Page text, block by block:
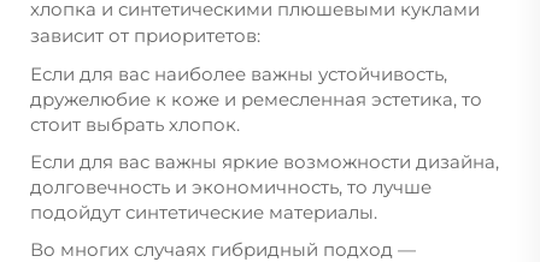
хлопка и синтетическими плюшевыми куклами
зависит от приоритетов:
Если для вас наиболее важны устойчивость,
дружелюбие к коже и ремесленная эстетика, то
стоит выбрать хлопок.
Если для вас важны яркие возможности дизайна,
долговечность и экономичность, то лучше
подойдут синтетические материалы.
Во многих случаях гибридный подход —